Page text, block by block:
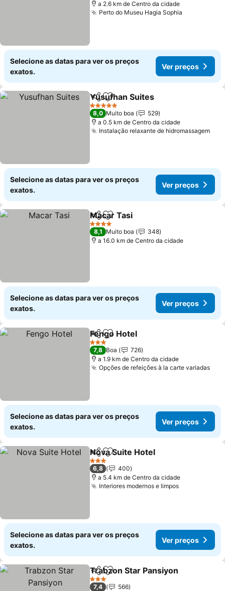
a 2.6 km de Centro da cidade
Perto do Museu Hagia Sophia
Selecione as datas para ver os preços
exatos.
Ver preços
PartilharAdicionar aos favoritos
Yusufhan Suites
5 Estrelas
8,0 Muito boa
529
a 0.5 km de Centro da cidade
Instalação relaxante de hidromassagem
Selecione as datas para ver os preços
exatos.
Ver preços
PartilharAdicionar aos favoritos
Macar Tasi
4 Estrelas
8,1 Muito boa
348
a 16.0 km de Centro da cidade
Selecione as datas para ver os preços
exatos.
Ver preços
PartilharAdicionar aos favoritos
Fengo Hotel
3 Estrelas
7,8 Boa
726
a 1.9 km de Centro da cidade
Opções de refeições à la carte variadas
Selecione as datas para ver os preços
exatos.
Ver preços
PartilharAdicionar aos favoritos
Nova Suite Hotel
3 Estrelas
6,8
400
a 5.4 km de Centro da cidade
Interiores modernos e limpos
Selecione as datas para ver os preços
exatos.
Ver preços
PartilharAdicionar aos favoritos
Trabzon Star Pansiyon
3 Estrelas
7,4
566